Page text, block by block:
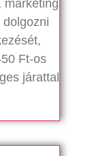
marketing
Ft-os
járattal